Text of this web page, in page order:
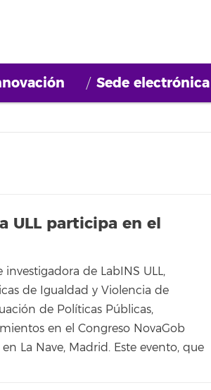
Sede electrónica
ULL participa en el
de LabINS ULL,
de Igualdad y Violencia de
de Políticas Públicas,
en el Congreso NovaGob
La Nave, Madrid. Este evento, que